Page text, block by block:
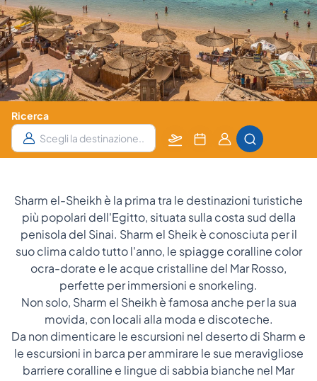
Ricerca
Partenza
da
Data
notti
Camere
e Ospiti
Sharm el-Sheikh è la prima tra le destinazioni turistiche
più popolari dell'Egitto, situata sulla costa sud della
penisola del Sinai. Sharm el Sheik è conosciuta per il
suo clima caldo tutto l'anno, le spiagge coralline color
ocra-dorate e le acque cristalline del Mar Rosso,
perfette per immersioni e snorkeling.
Non solo, Sharm el Sheikh è famosa anche per la sua
movida, con locali alla moda e discoteche.
Da non dimenticare le escursioni nel deserto di Sharm e
le escursioni in barca per ammirare le sue meravigliose
barriere coralline e lingue di sabbia bianche nel Mar